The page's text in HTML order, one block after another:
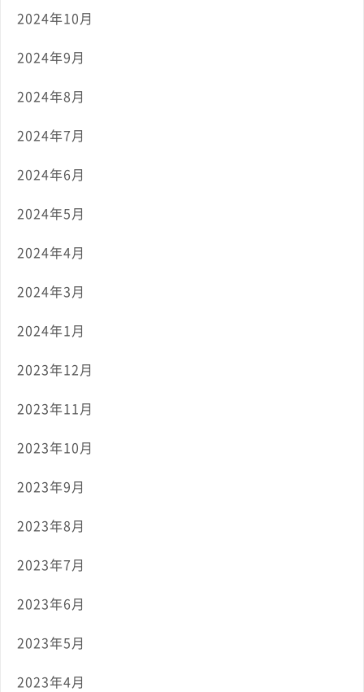
2024年10月
2024年9月
2024年8月
2024年7月
2024年6月
2024年5月
2024年4月
2024年3月
2024年1月
2023年12月
2023年11月
2023年10月
2023年9月
2023年8月
2023年7月
2023年6月
2023年5月
2023年4月